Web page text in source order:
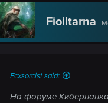
c
t
i
o
n
Fioiltarna
Ecxsorcist said:
На форуме